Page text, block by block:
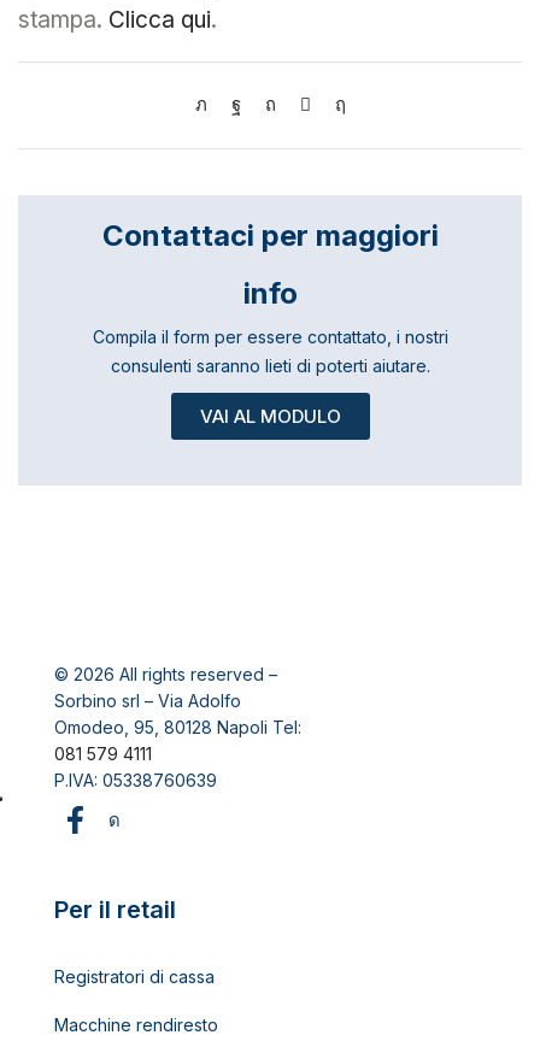
stampa. Clicca qui.
Contattaci per maggiori
info
Compila il form per essere contattato, i nostri
consulenti saranno lieti di poterti aiutare.
VAI AL MODULO
© 2026 All rights reserved –
Sorbino srl – Via Adolfo
Omodeo, 95, 80128 Napoli Tel:
081 579 4111
P.IVA: 05338760639
Per il retail
Registratori di cassa
Macchine rendiresto